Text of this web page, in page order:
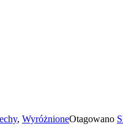
, WyróżnioneOtagowano